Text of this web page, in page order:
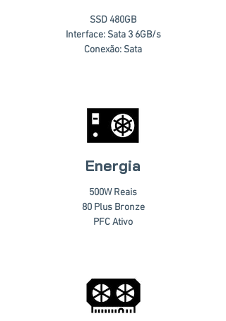
SSD 480GB
Interface: Sata 3 6GB/s
Conexão: Sata
Energia
500W Reais
80 Plus Bronze
PFC Ativo